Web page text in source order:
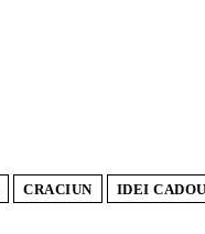
CRACIUN IDEI